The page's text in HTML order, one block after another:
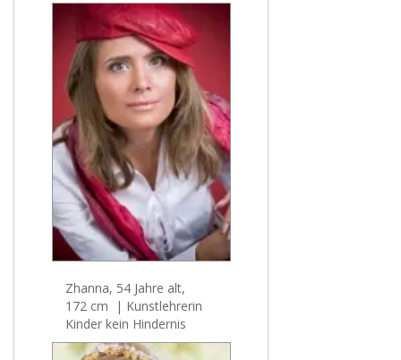
Zhanna, 54 Jahre alt,
172 cm | Kunstlehrerin
Kinder kein Hindernis